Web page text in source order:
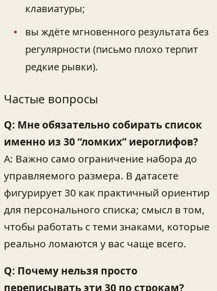
клавиатуры;
вы ждёте мгновенного результата без
регулярности (письмо плохо терпит
редкие рывки).
Частые вопросы
Q: Мне обязательно собирать список
именно из 30 “ломких” иероглифов?
A: Важно само ограничение набора до
управляемого размера. В датасете
фигурирует 30 как практичный ориентир
для персонального списка; смысл в том,
чтобы работать с теми знаками, которые
реально ломаются у вас чаще всего.
Q: Почему нельзя просто
переписывать эти 30 по строкам?